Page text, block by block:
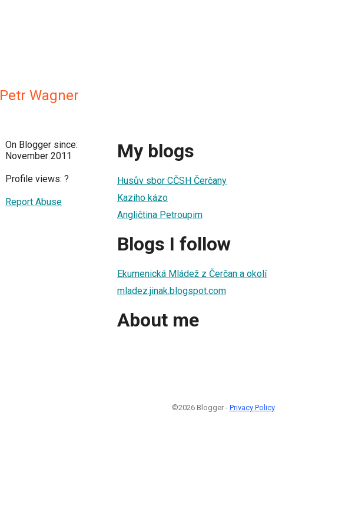
Petr Wagner
On Blogger since:
November 2011
Profile views: ?
Report Abuse
My blogs
Husův sbor CČSH Čerčany
Kaziho kázo
Angličtina Petroupim
Blogs I follow
Ekumenická Mládež z Čerčan a okolí
mladez.jinak.blogspot.com
About me
©2026 Blogger - Privacy Policy